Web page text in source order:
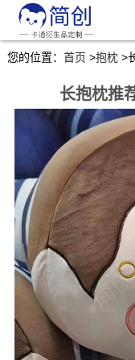
您的位置： 首页 >抱枕 >
长抱枕推